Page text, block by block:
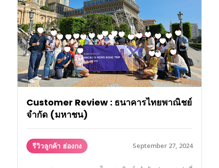
Customer Review : ธนาคารไทยพาณิชย์
จำกัด (มหาชน)
รีวิวลูกค้า ฮ่องกง September 27, 2024